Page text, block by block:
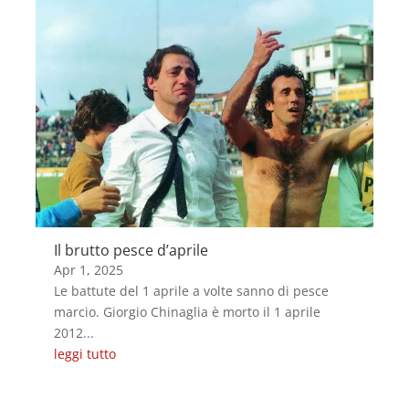
Il brutto pesce d’aprile
Apr 1, 2025
Le battute del 1 aprile a volte sanno di pesce
marcio. Giorgio Chinaglia è morto il 1 aprile
2012...
leggi tutto